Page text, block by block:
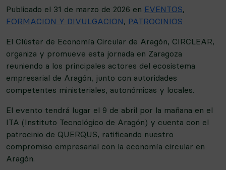
Publicado el 31 de marzo de 2026 en EVENTOS,
FORMACION Y DIVULGACION, PATROCINIOS
El Clúster de Economía Circular de Aragón, CIRCLEAR,
organiza y promueve esta jornada en Zaragoza
reuniendo a los principales actores del ecosistema
empresarial de Aragón, junto con autoridades
competentes ministeriales, autonómicas y locales.
El evento tendrá lugar el 9 de abril por la mañana en el
ITA (Instituto Tecnológico de Aragón) y cuenta con el
patrocinio de QUERQUS, ratificando nuestro
compromiso empresarial con la economía circular en
Aragón.